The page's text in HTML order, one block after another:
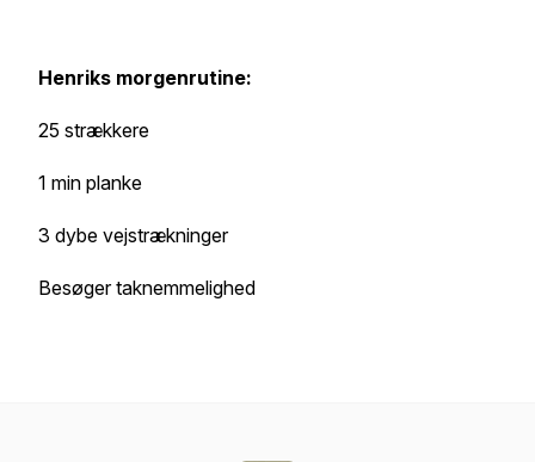
Henriks morgenrutine:
25 strækkere
1 min planke
3 dybe vejstrækninger
Besøger taknemmelighed